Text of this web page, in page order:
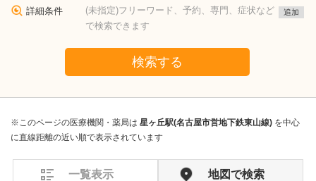
詳細条件
(未指定)フリーワード、予約、専門、症状など
で検索できます
追加
検索する
※このページの医療機関・薬局は 星ヶ丘駅(名古屋市営地下鉄東山線) を中心
に直線距離の近い順で表示されています
一覧表示 地図で検索